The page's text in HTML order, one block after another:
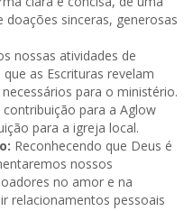
sinceras, generosas
nossas atividades de
as Escrituras revelam
para o ministério.
para a Aglow
para a igreja local.
Reconhecendo que Deus é
nossos
no amor e na
relacionamentos pessoais